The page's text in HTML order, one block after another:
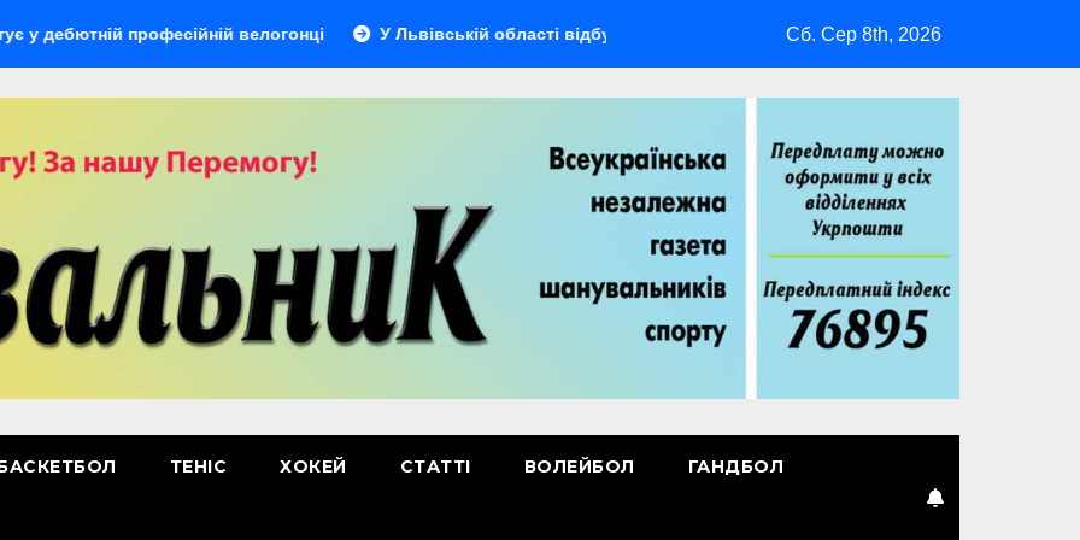
професійній велогонці У Львівській області відбудеться мультиспортивний табір ГАРТ 2026 – як долучитися
Сб. Сер 8th, 2026
ТЕНІС ХОКЕЙ СТАТТІ ВОЛЕЙБОЛ ГАНДБОЛ